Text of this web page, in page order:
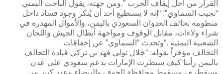
القرار من أجل إيقاف الحرب .”ومن جهته، يقول الباحث اليمني
“نجيب السماوي”: “إنه لا يستطيع أحد أن يُنكر وجود فساد داخل
منظومة تحالف العدوان السعودي باليمن، والأموال المهدرة في
شراء ولاءات، مقابل الوقوف ومواجهة أبطال الجيش واللجان
الشعبية اليمنية “.وتحدث “السماوي” عن إخفاقات
التحالف مؤخراً بقوله: “خلال تولي فهد بن تركي قيادة التحالف
باليمن رأينا كيف سيطرت الإمارات بدعم سعودي على عدن
وسقطرى، وسقوط محافظة الجوف والبيضاء وعدد كبير من